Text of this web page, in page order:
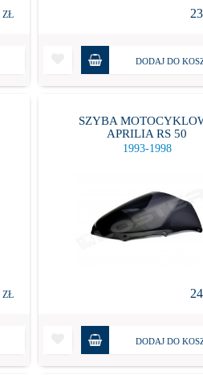
ZŁ
DODAJ DO
ZŁ
SZYBA
APRILIA RS 50
1993-1998
DODAJ DO